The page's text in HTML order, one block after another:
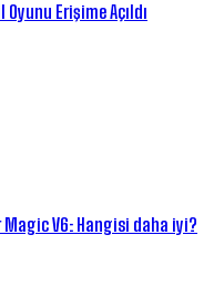
Erişime Açıldı
Magic V6: Hangisi daha iyi?